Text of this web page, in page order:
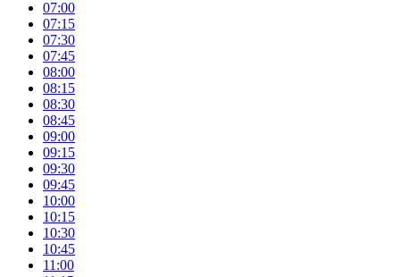
07:00
07:15
07:30
07:45
08:00
08:15
08:30
08:45
09:00
09:15
09:30
09:45
10:00
10:15
10:30
10:45
11:00